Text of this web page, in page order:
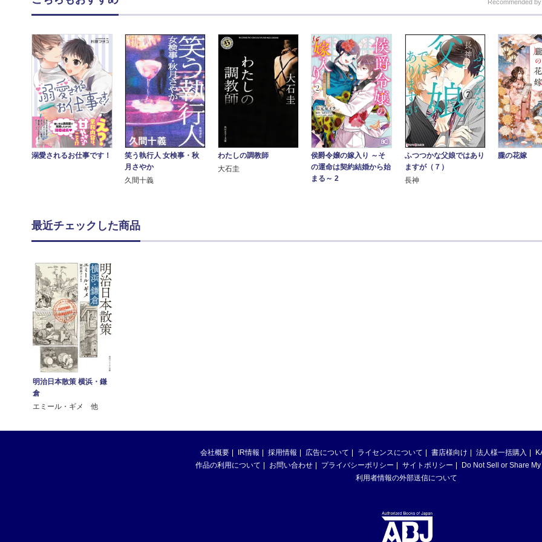
Recommended
溺愛されるお仕事です！
笑う執行人 女検事・秋
月さやか
久間十義
わたしの調教師
大石圭
侯爵令嬢の嫁入り ～そ
の運命は契約結婚から始
まる～ 2
ふつつかな父娘ではあり
ますが（７）
長神
朧の花嫁
最近チェックした商品
明治日本散策 横浜・鎌
倉
エミール・ギメ 他
会社概要 IR情報 採用情報 広告について ライセンスについて 書店様向け 法人様一括購入
作品の利用について
お問い合わせ プライバシーポリシー サイトポリシー
Do Not Sell or Share
利用者情報の外部送信について